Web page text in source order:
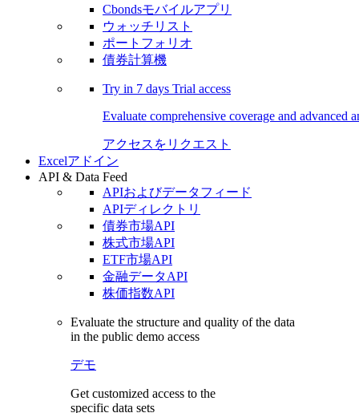
Cbondsモバイルアプリ
ウォッチリスト
ポートフォリオ
債券計算機
Try in 7 days Trial access
Evaluate comprehensive coverage and advanced
アクセスをリクエスト
Excelアドイン
API & Data Feed
APIおよびデータフィード
APIディレクトリ
債券市場API
株式市場API
ETF市場API
金融データAPI
株価指数API
Evaluate the structure and quality of the data
in the public demo access
デモ
Get customized access to the
specific data sets